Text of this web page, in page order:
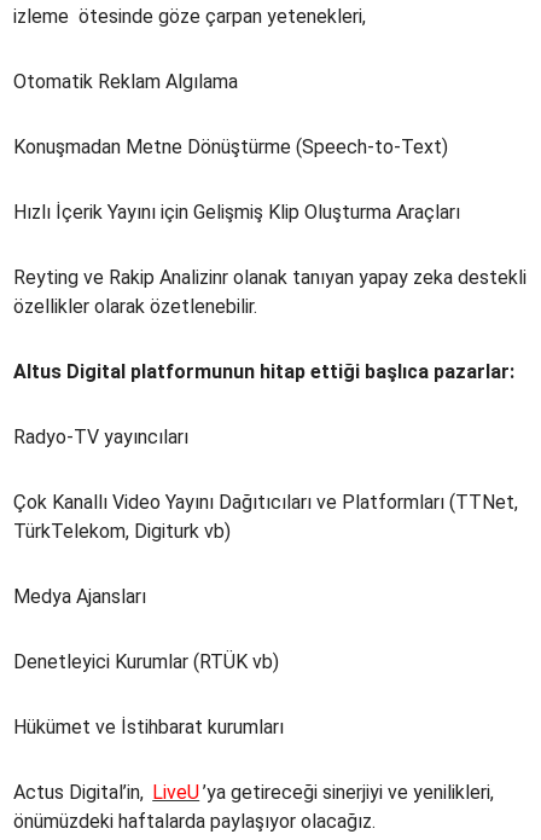
izleme ötesinde göze çarpan yetenekleri,
Otomatik Reklam Algılama
Konuşmadan Metne Dönüştürme (Speech-to-Text)
Hızlı İçerik Yayını için Gelişmiş Klip Oluşturma Araçları
Reyting ve Rakip Analizinr olanak tanıyan yapay zeka destekli
özellikler olarak özetlenebilir.
Altus Digital platformunun hitap ettiği başlıca pazarlar:
Radyo-TV yayıncıları
Çok Kanallı Video Yayını Dağıtıcıları ve Platformları (TTNet,
TürkTelekom, Digiturk vb)
Medya Ajansları
Denetleyici Kurumlar (RTÜK vb)
Hükümet ve İstihbarat kurumları
Actus Digital’in, LiveU’ya getireceği sinerjiyi ve yenilikleri,
önümüzdeki haftalarda paylaşıyor olacağız.